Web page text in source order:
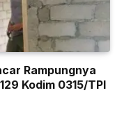
Rampungnya
Kodim 0315/TPI